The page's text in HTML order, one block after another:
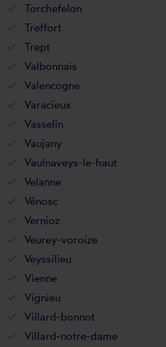
Torchefelon
Treffort
Trept
Valbonnais
Valencogne
Varacieux
Vasselin
Vaujany
Vaulnaveys-le-haut
Velanne
Vénosc
Vernioz
Veurey-voroize
Veyssilieu
Vienne
Vignieu
Villard-bonnot
Villard-notre-dame